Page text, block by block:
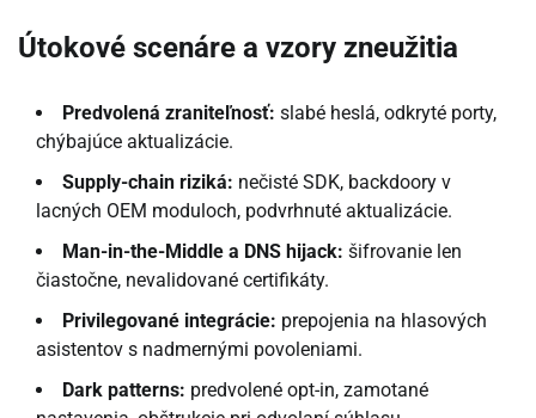
Útokové scenáre a vzory zneužitia
Predvolená zraniteľnosť: slabé heslá, odkryté porty,
chýbajúce aktualizácie.
Supply-chain riziká: nečisté SDK, backdoory v
lacných OEM moduloch, podvrhnuté aktualizácie.
Man-in-the-Middle a DNS hijack: šifrovanie len
čiastočne, nevalidované certifikáty.
Privilegované integrácie: prepojenia na hlasových
asistentov s nadmernými povoleniami.
Dark patterns: predvolené opt-in, zamotané